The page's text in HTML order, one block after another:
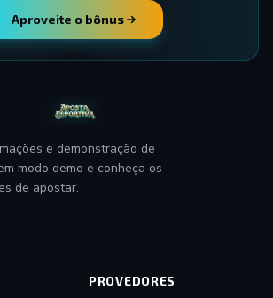
Aproveite o bônus
e demonstração de
modo demo e conheça os
de apostar.
PROVEDORES